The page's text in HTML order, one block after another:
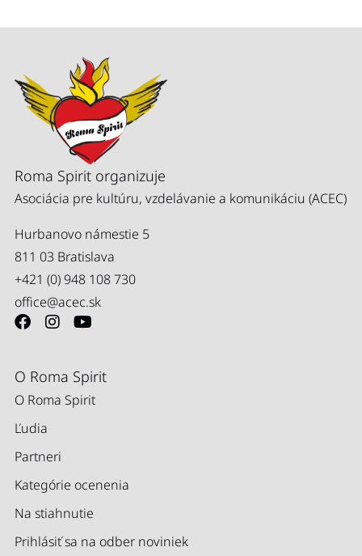
Roma Spirit organizuje
Asociácia pre kultúru, vzdelávanie a komunikáciu (ACEC)
Hurbanovo námestie 5
811 03 Bratislava
+421 (0) 948 108 730
office@acec.sk
O Roma Spirit
O Roma Spirit
Ľudia
Partneri
Kategórie ocenenia
Na stiahnutie
Prihlásiť sa na odber noviniek